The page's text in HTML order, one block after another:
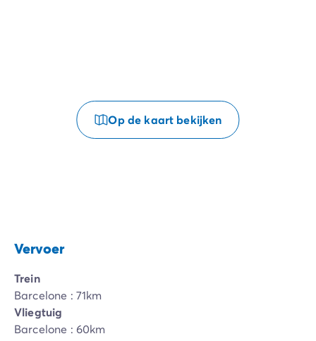
Op de kaart bekijken
Vervoer
Trein
Barcelone : 71km
Vliegtuig
Barcelone : 60km